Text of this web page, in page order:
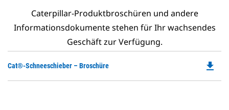
Caterpillar-Produktbroschüren und andere
Informationsdokumente stehen für Ihr wachsendes
Geschäft zur Verfügung.
Cat®-Schneeschieber – Broschüre file_download